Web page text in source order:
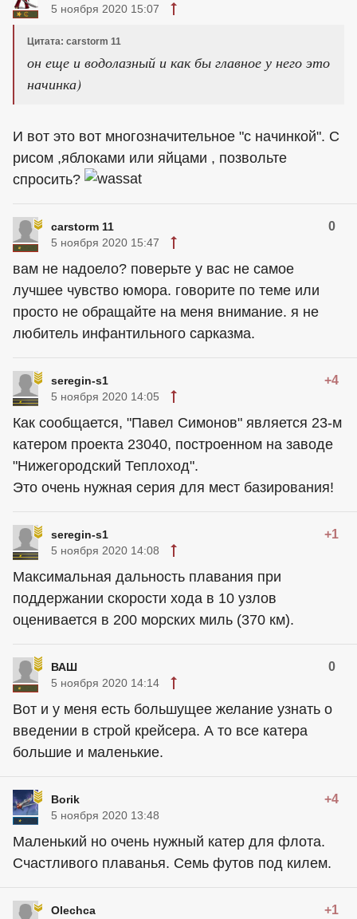
5 ноября 2020 15:07
Цитата: carstorm 11
он еще и водолазный и как бы главное у него это
начинка)
И вот это вот многозначительное "с начинкой". С
рисом ,яблоками или яйцами , позвольте
спросить?
carstorm 11 0
5 ноября 2020 15:47
вам не надоело? поверьте у вас не самое
лучшее чувство юмора. говорите по теме или
просто не обращайте на меня внимание. я не
любитель инфантильного сарказма.
seregin-s1 +4
5 ноября 2020 14:05
Как сообщается, "Павел Симонов" является 23-м
катером проекта 23040, построенном на заводе
"Нижегородский Теплоход".
Это очень нужная серия для мест базирования!
seregin-s1 +1
5 ноября 2020 14:08
Максимальная дальность плавания при
поддержании скорости хода в 10 узлов
оценивается в 200 морских миль (370 км).
ВАШ 0
5 ноября 2020 14:14
Вот и у меня есть большущее желание узнать о
введении в строй крейсера. А то все катера
большие и маленькие.
Borik +4
5 ноября 2020 13:48
Маленький но очень нужный катер для флота.
Счастливого плаванья. Семь футов под килем.
Olechca +1